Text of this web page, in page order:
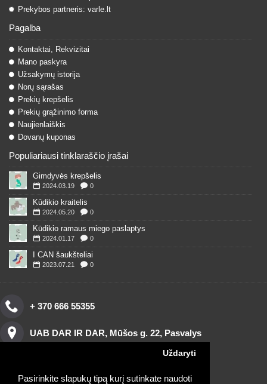
Pasirinkite slapukų tipą kurį sutinkate naudoti
Uždaryti
Prekybos partneris: varle.lt
Pagalba
Kontaktai, Rekvizitai
Mano paskyra
Užsakymų istorija
Norų sąrašas
Prekių krepšelis
Prekių grąžinimo forma
Naujienlaiškis
Dovanų kuponas
Populiariausi tinklaraščio įrašai
Gimdyvės krepšelis
2024.03.19 0
Kūdikio kraitelis
2024.05.20 0
Kūdikio ramaus miego paslaptys
2024.01.17 0
I CAN šaukšteliai
2023.07.21 0
+ 370 666 55355
UAB DAR IR DAR, Mūšos g. 22, Pasvalys